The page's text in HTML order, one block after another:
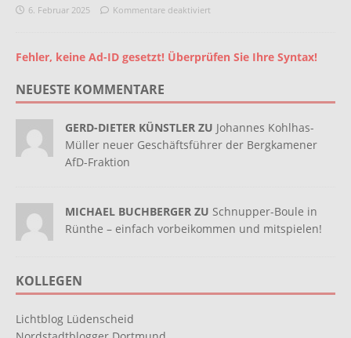
6. Februar 2025 Kommentare deaktiviert
Fehler, keine Ad-ID gesetzt! Überprüfen Sie Ihre Syntax!
NEUESTE KOMMENTARE
GERD-DIETER KÜNSTLER ZU Johannes Kohlhas-
Müller neuer Geschäftsführer der Bergkamener
AfD-Fraktion
MICHAEL BUCHBERGER ZU Schnupper-Boule in
Rünthe – einfach vorbeikommen und mitspielen!
KOLLEGEN
Lichtblog Lüdenscheid